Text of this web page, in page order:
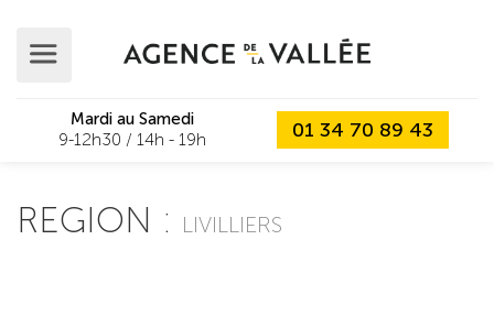
Mardi au Samedi
9-12h30 / 14h - 19h
01 34 70 89 43
REGION : LIVILLIERS